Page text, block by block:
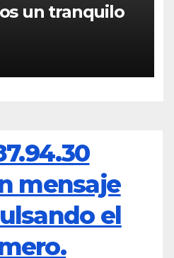
un tranquilo
mensaje
el